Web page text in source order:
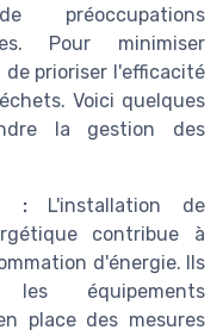
préoccupations
Pour minimiser
prioriser l'efficacité
Voici quelques
la gestion des
:L'installation de
contribue à
d'énergie. Ils
les équipements
place des mesures